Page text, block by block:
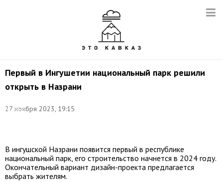
Первый в Ингушетии национальный парк решили
открыть в Назрани
27 ноября 2023, 19:15
Назрань.
Евгений
В ингушской Назрани появится первый в республике
национальный парк, его строительство начнется в 2024 году.
Окончательный вариант дизайн-проекта предлагается
выбрать жителям.